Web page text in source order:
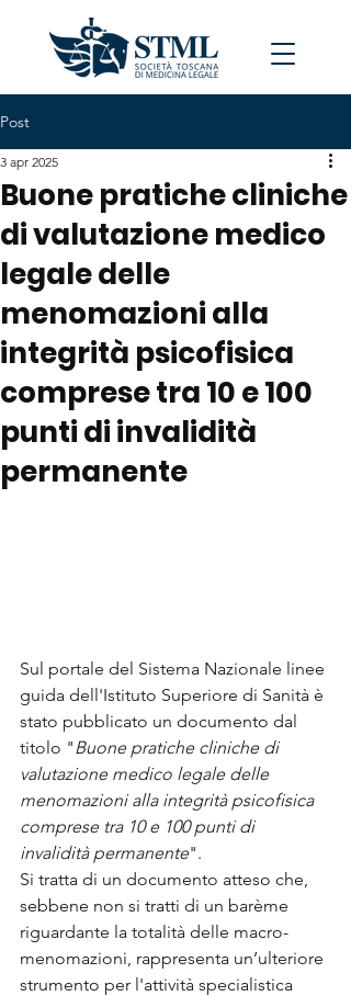
Post
Buone pratiche cliniche
di valutazione medico
legale delle
menomazioni alla
integrità psicofisica
comprese tra 10 e 100
punti di invalidità
permanente
3 apr 2025
Sul portale del Sistema Nazionale linee
guida dell'Istituto Superiore di Sanità è
stato pubblicato un documento dal
titolo " Buone pratiche cliniche di
valutazione medico legale delle
menomazioni alla integrità psicofisica
comprese tra 10 e 100 punti di
invalidità permanente".
Si tratta di un documento atteso che,
sebbene non si tratti di un barème
riguardante la totalità delle macro-
menomazioni, rappresenta un’ulteriore
strumento per l'attività specialistica